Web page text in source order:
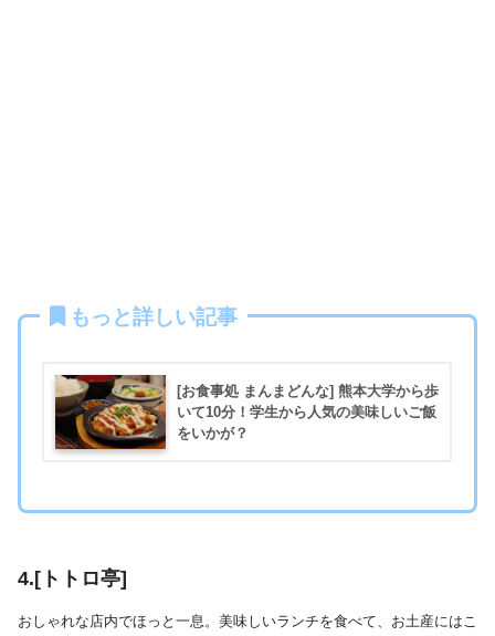
もっと詳しい記事
[お食事処 まんまどんな] 熊本大学から歩
いて10分！学生から人気の美味しいご飯
をいかが？
4.[トトロ亭]
おしゃれな店内でほっと一息。美味しいランチを食べて、お土産にはこ